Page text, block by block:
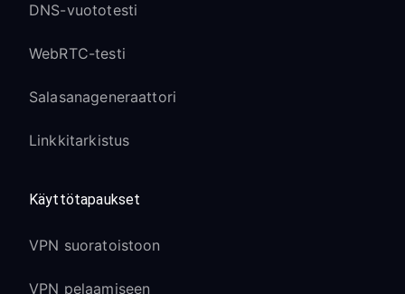
DNS-vuototesti
WebRTC-testi
Salasanageneraattori
Linkkitarkistus
Käyttötapaukset
VPN suoratoistoon
VPN pelaamiseen